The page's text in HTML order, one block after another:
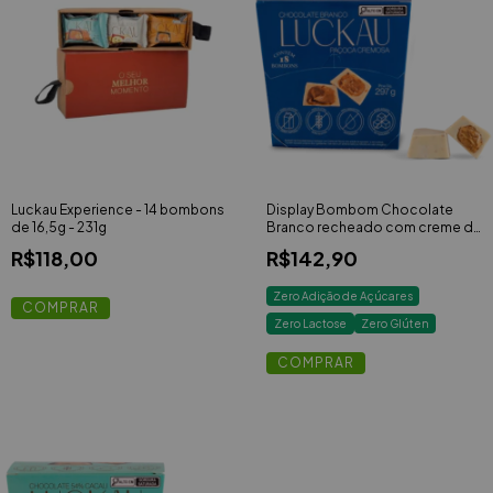
Luckau Experience - 14 bombons
de 16,5g - 231g
R$118,00
Display Bombom Chocolate
Branco recheado com creme de
Paçoca Cremosa - Zero Adição
de Açúcares,Lactose e Glúten -
297g
R$142,90
Zero Adição de Açúcares
Zero Lactose Zero Glúten